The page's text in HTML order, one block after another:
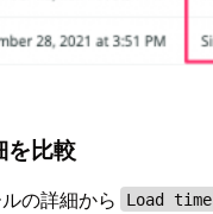
を比較
の詳細から Load time